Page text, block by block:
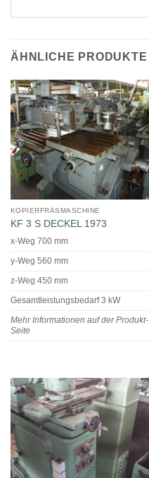
ÄHNLICHE PRODUKTE
KOPIERFRÄSMASCHINE
KF 3 S DECKEL 1973
x-Weg 700 mm
y-Weg 560 mm
z-Weg 450 mm
Gesamtleistungsbedarf 3 kW
Mehr Informationen auf der Produkt-
Seite